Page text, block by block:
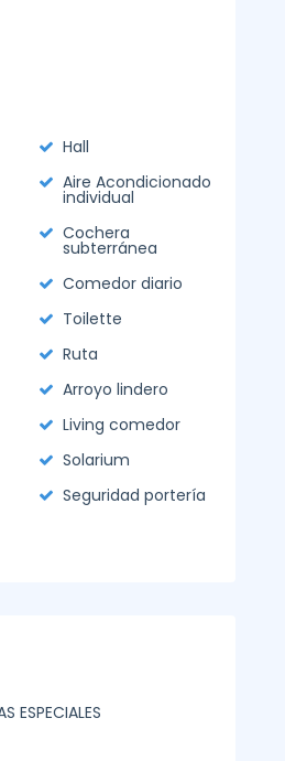
Hall
Aire Acondicionado
individual
Cochera
subterránea
Comedor diario
Toilette
Ruta
Arroyo lindero
Living comedor
Solarium
Seguridad portería
ESPECIALES